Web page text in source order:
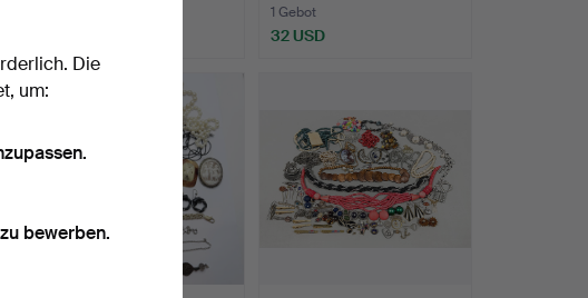
1 Gebot
32 USD
Die
um:
bewerben.